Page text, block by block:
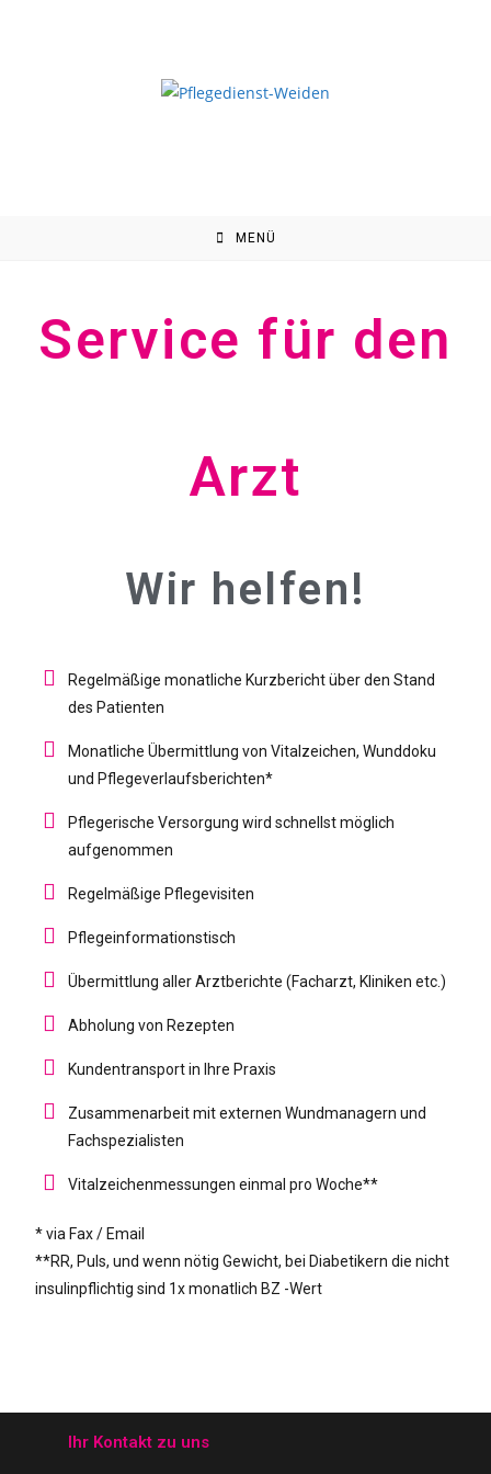
MENÜ
Service für den
Arzt
Wir helfen!
Regelmäßige monatliche Kurzbericht über den Stand
des Patienten
Monatliche Übermittlung von Vitalzeichen, Wunddoku
und Pflegeverlaufsberichten*
Pflegerische Versorgung wird schnellst möglich
aufgenommen
Regelmäßige Pflegevisiten
Pflegeinformationstisch
Übermittlung aller Arztberichte (Facharzt, Kliniken etc.)
Abholung von Rezepten
Kundentransport in Ihre Praxis
Zusammenarbeit mit externen Wundmanagern und
Fachspezialisten
Vitalzeichenmessungen einmal pro Woche**
* via Fax / Email
**RR, Puls, und wenn nötig Gewicht, bei Diabetikern die nicht
insulinpflichtig sind 1x monatlich BZ -Wert
Ihr Kontakt zu uns